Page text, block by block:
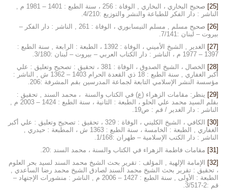
[25]
صحيح البخاري ، البخاري , الوفاة : 256 ، سنة الطبع : 1401 – 1981 م ,
الناشر : دار الفكر للطباعة والنشر والتوزيع :4/210.
[26]
صحيح مسلم , مسلم النيسابوري ، الوفاة : 261 , الناشر : دار الفكر –
بيروت – لبنان :7/141.
[27]
الغدير , الشيخ الأميني ، الوفاة : 1392 ، الطبعة : الرابعة , سنة الطبع :
1397 – 1977 م ، الناشر : دار الكتاب العربي – بيروت – لبنان :3/180.
[28]
الخصال ، الشيخ الصدوق ، الوفاة : 381 ، تحقيق : تصحيح وتعليق : علي
أكبر الغفاري , سنة الطبع : 18 ذي القعدة الحرام 1403 – 1362 ش , الناشر :
مؤسسة النشر الإسلامي التابعة لجماعة المدرسين بقم المشرفة :206.
[29]
ينظر: مقامات الزهراء (ع) في الكتاب والسنة ، محمد السند , تحقيق :
بقلم السيد محمد علي الحلو ، الطبعة : الثانية ، سنة الطبع : 1424 – 2003 م ,
الناشر : دار الغدير / قم : ص19.
[30]
الكافي ، الشيخ الكليني ، الوفاة : 329 ، تحقيق : تصحيح وتعليق : علي أكبر
الغفاري , الطبعة : الخامسة ، سنة الطبع : 1363 ش ، المطبعة : حيدري ,
الناشر : دار الكتب الإسلامية – طهران :1/168.
[31]
مقامات فاطمة الزهراء في الكتاب والسنة ، محمد السند :20.
[32]
الإمامة الإلهية , المؤلف : تقرير بحث الشيخ محمد السند لسيد بحر العلوم
، تحقيق : تقرير بحث الشيخ محمد السند لصادق الشيخ محمد رضا الساعدي ,
الطبعة : الأولى , سنة الطبع : 1427 – 2006 م , الناشر : منشورات الإجتهاد –
قم :2-3/517.